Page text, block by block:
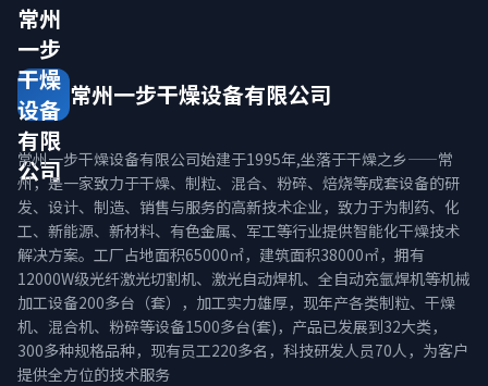
常州
一步
干燥
设备
有限
公司
常州一步干燥设备有限公司
常州一步干燥设备有限公司始建于1995年,坐落于干燥之乡——常
州，是一家致力于干燥、制粒、混合、粉碎、焙烧等成套设备的研
发、设计、制造、销售与服务的高新技术企业，致力于为制药、化
工、新能源、新材料、有色金属、军工等行业提供智能化干燥技术
解决方案。工厂占地面积65000㎡，建筑面积38000㎡，拥有
12000W级光纤激光切割机、激光自动焊机、全自动充氩焊机等机械
加工设备200多台（套），加工实力雄厚，现年产各类制粒、干燥
机、混合机、粉碎等设备1500多台(套)，产品已发展到32大类，
300多种规格品种，现有员工220多名，科技研发人员70人，为客户
提供全方位的技术服务